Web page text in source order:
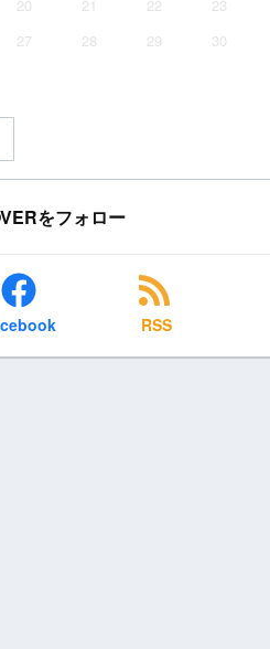
20 21 22
23
27 28 29
30
をフォロー
RSS